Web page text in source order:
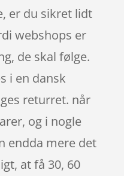
er du sikret lidt
webshops er
de skal følge.
i en dansk
returret. når
og i nogle
endda mere det
at få 30, 60